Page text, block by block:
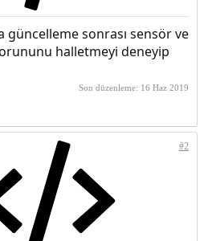
sonrası sensör ve
halletmeyi deneyip
Son düzenleme: 16 Haz 2019
#2